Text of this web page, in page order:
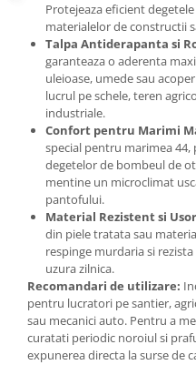
Accesorii irigat
Araci/ Suporti plante
Candele / Rezerve / Lumanari
Carabine/ carlige
Diverse casa si gradina
Diverse depozitare
Echipament protectie gradina
Fir/Ata de legat
Foarfeci
Furtun / banda / tub
Motofierastrau / Drujba
Pila motofierastrau / drujba
Plantator
Protejeaza eficient
materialelor de constructii
Talpa Antiderapanta si
garanteaza o aderenta
uleioase, umede sau
lucrul pe schele, teren
industriale.
Confort pentru Marimi
special pentru marimea
degetelor de bombeul de
mentine un microclimat
pantofului.
Material Rezistent si
din piele tratata sau
respinge murdaria si
uzura zilnica.
Recomandari de utilizare:
pentru lucratori pe santier,
sau mecanici auto. Pentru a
curatati periodic noroiul si
expunerea directa la surse de